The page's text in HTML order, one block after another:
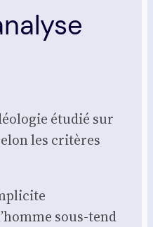
étu­dié sur
les cri­tères
sous-tend